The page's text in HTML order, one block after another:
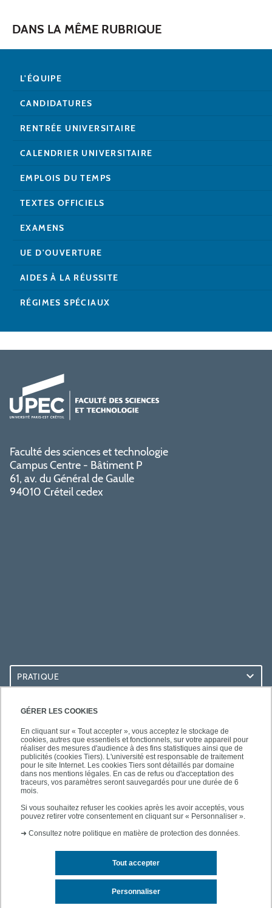
GÉRER LES COOKIES
En cliquant sur « Tout accepter », vous acceptez le stockage de
cookies, autres que essentiels et fonctionnels, sur votre appareil pour
réaliser des mesures d'audience à des fins statistiques ainsi que de
publicités (cookies Tiers). L'université est responsable de traitement
pour le site Internet. Les cookies Tiers sont détaillés par domaine
dans nos mentions légales. En cas de refus ou d'acceptation des
traceurs, vos paramètres seront sauvegardés pour une durée de 6
mois.
Si vous souhaitez refuser les cookies après les avoir acceptés, vous
pouvez retirer votre consentement en cliquant sur « Personnaliser ».
➜ Consultez notre politique en matière de protection des données.
Tout accepter
Personnaliser
DANS LA MÊME RUBRIQUE
L'ÉQUIPE
CANDIDATURES
RENTRÉE UNIVERSITAIRE
CALENDRIER UNIVERSITAIRE
EMPLOIS DU TEMPS
TEXTES OFFICIELS
EXAMENS
UE D'OUVERTURE
AIDES À LA RÉUSSITE
RÉGIMES SPÉCIAUX
Faculté des sciences et technologie
Campus Centre - Bâtiment P
61, av. du Général de Gaulle
94010 Créteil cedex
PRATIQUE
ACCÈS RAPIDES
SUIVEZ-NOUS
Mentions légales
Plan d'accès Plan du site